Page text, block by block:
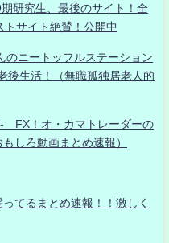
研究生、最後のサイト！全
サイト絶賛！公開中
のニートッフルステーション
後生活！（無職孤独居老人的
FX！オ・カマトレーダーの
しろ動画まとめ速報）
てるまとめ速報！！激しく